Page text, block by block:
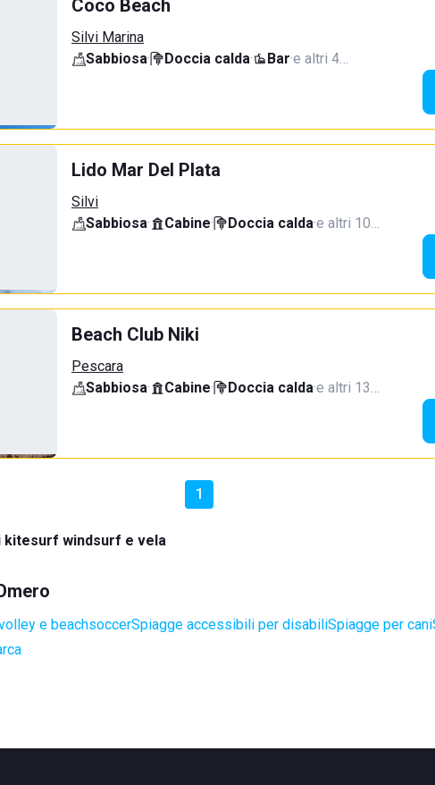
Coco Beach
Silvi Marina
Sabbiosa· Doccia calda· Bar·e altri 4…
Lido Mar Del Plata
Silvi
Sabbiosa· Cabine· Doccia calda·e altri 10…
Beach Club Niki
Pescara
Sabbiosa· Cabine· Doccia calda·e altri 13…
1
kitesurf windsurf e vela
e beachsoccerSpiagge accessibili per disabiliSpiagge per cani